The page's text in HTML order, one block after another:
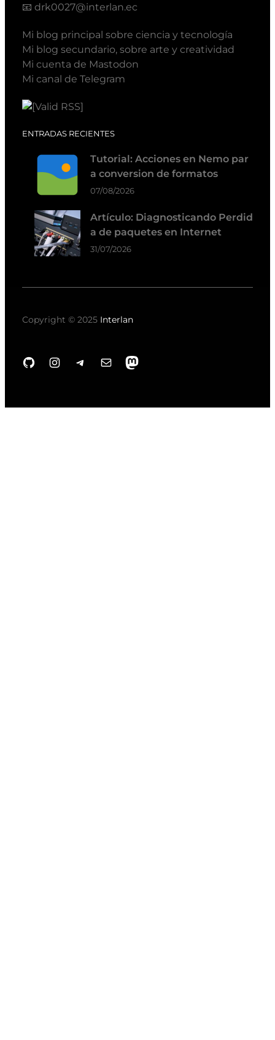
📧 drk0027@interlan.ec
Mi blog principal sobre ciencia y tecnología
Mi blog secundario, sobre arte y creatividad
Mi cuenta de Mastodon
Mi canal de Telegram
ENTRADAS RECIENTES
Tutorial: Acciones en Nemo par
a conversion de formatos
07/08/2026
Artículo: Diagnosticando Perdid
a de paquetes en Internet
31/07/2026
Copyright © 2025 Interlan
GitHub Instagram Telegram Correo electrónico Mastodon